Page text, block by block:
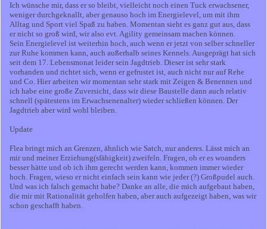
Ich wünsche mir, dass er so bleibt, vielleicht noch einen Tuck erwachsener,
weniger durchgeknallt, aber genauso hoch im Energielevel, um mit ihm
Alltag und Sport viel Spaß zu haben. Momentan sieht es ganz gut aus, dass
er nicht so groß wird, wir also evt. Agility gemeinsam machen können.
Sein Energielevel ist weiterhin hoch, auch wenn er jetzt von selber schneller
zur Ruhe kommen kann, auch außerhalb seines Kennels. Ausgeprägt hat sich
seit dem 17. Lebensmonat leider sein Jagdtrieb. Dieser ist sehr stark
vorhanden und richtet sich, wenn er gefrustet ist, auch nicht nur auf Rehe
und Co. Hier arbeiten wir momentan sehr stark mit Zeigen & Benennen und
ich habe eine große Zuversicht, dass wir diese Baustelle dann auch relativ
schnell (spätestens im Erwachsenenalter) wieder schließen können. Der
Jagdtrieb aber wird wohl bleiben.
Update
Flea bringt mich an Grenzen, ähnlich wie Satch, nur anderes. Lässt mich an
mir und meiner Erziehung(sfähigkeit) zweifeln. Fragen, ob er es woanders
besser hätte und ob ich ihm gerecht werden kann, kommen immer wieder
hoch. Fragen, wieso er nicht einfach sein kann wie jeder (?) Großpudel auch.
Und was ich falsch gemacht habe? Danke an alle, die mich aufgebaut haben,
die mir mit Rationalität geholfen haben, aber auch aufgezeigt haben, was wir
schon geschafft haben.